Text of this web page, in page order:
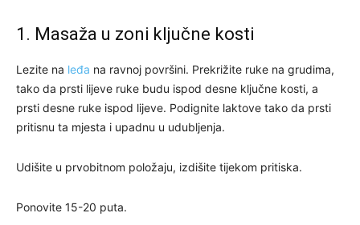
1. Masaža u zoni ključne kosti
Lezite na leđa na ravnoj površini. Prekrižite ruke na grudima,
tako da prsti lijeve ruke budu ispod desne ključne kosti, a
prsti desne ruke ispod lijeve. Podignite laktove tako da prsti
pritisnu ta mjesta i upadnu u udubljenja.
Udišite u prvobitnom položaju, izdišite tijekom pritiska.
Ponovite 15-20 puta.